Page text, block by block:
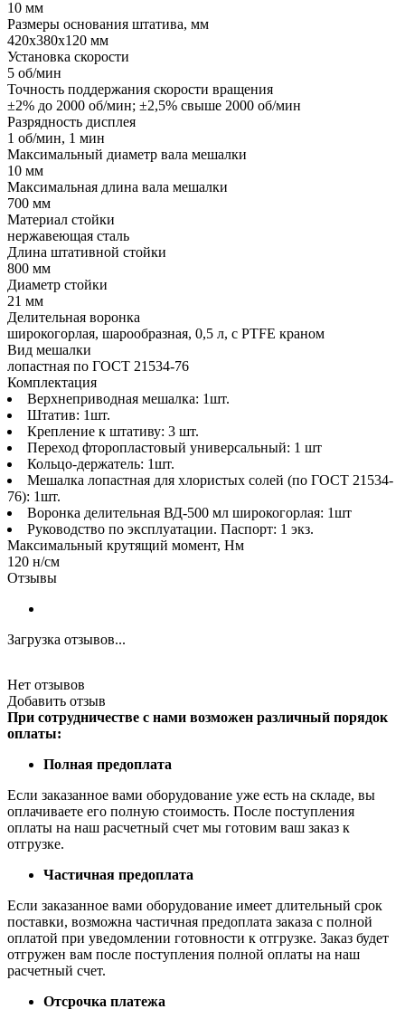
10 мм
Размеры основания штатива, мм
420х380х120 мм
Установка скорости
5 об/мин
Точность поддержания скорости вращения
±2% до 2000 об/мин; ±2,5% свыше 2000 об/мин
Разрядность дисплея
1 об/мин, 1 мин
Максимальный диаметр вала мешалки
10 мм
Максимальная длина вала мешалки
700 мм
Материал стойки
нержавеющая сталь
Длина штативной стойки
800 мм
Диаметр стойки
21 мм
Делительная воронка
широкогорлая, шарообразная, 0,5 л, с PTFE краном
Вид мешалки
лопастная по ГОСТ 21534-76
Комплектация
Верхнеприводная мешалка: 1шт.
Штатив: 1шт.
Крепление к штативу: 3 шт.
Переход фторопластовый универсальный: 1 шт
Кольцо-держатель: 1шт.
Мешалка лопастная для хлористых солей (по ГОСТ 21534-
76): 1шт.
Воронка делительная ВД-500 мл широкогорлая: 1шт
Руководство по эксплуатации. Паспорт: 1 экз.
Максимальный крутящий момент, Нм
120 н/см
Отзывы
Загрузка отзывов...
Нет отзывов
Добавить отзыв
При сотрудничестве с нами возможен различный порядок
оплаты:
Полная предоплата
Если заказанное вами оборудование уже есть на складе, вы
оплачиваете его полную стоимость. После поступления
оплаты на наш расчетный счет мы готовим ваш заказ к
отгрузке.
Частичная предоплата
Если заказанное вами оборудование имеет длительный срок
поставки, возможна частичная предоплата заказа с полной
оплатой при уведомлении готовности к отгрузке. Заказ будет
отгружен вам после поступления полной оплаты на наш
расчетный счет.
Отсрочка платежа